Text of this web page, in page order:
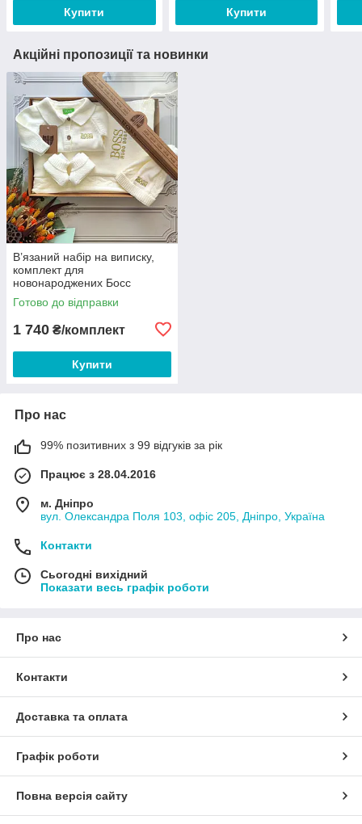
Купити Купити
Акційні пропозиції та новинки
В’язаний набір на виписку,
комплект для
новонароджених Босс
Готово до відправки
1 740 ₴/комплект
Купити
Про нас
99% позитивних з 99 відгуків за рік
Працює з 28.04.2016
м. Дніпро
вул. Олександра Поля 103, офіс 205, Дніпро, Україна
Контакти
Сьогодні вихідний
Показати весь графік роботи
Про нас
Контакти
Доставка та оплата
Графік роботи
Повна версія сайту